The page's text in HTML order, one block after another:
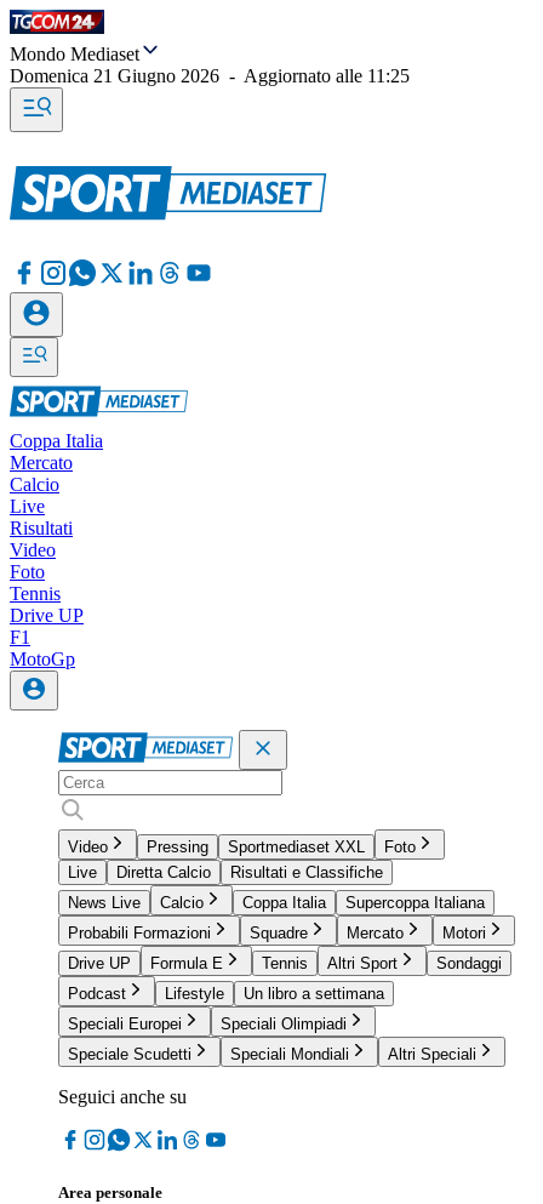
Mondo Mediaset
Domenica 21 Giugno 2026 - Aggiornato alle 11:25
Coppa Italia
Mercato
Calcio
Live
Risultati
Video
Foto
Tennis
Drive UP
F1
MotoGp
Video Pressing Sportmediaset XXL
Foto
Live
Diretta Calcio
Risultati e Classifiche
News Live
Calcio Coppa Italia
Supercoppa Italiana
Probabili Formazioni
Squadre Mercato
Motori
Drive UP
Formula E Tennis Altri Sport
Sondaggi
Podcast
Lifestyle
Un libro a settimana
Speciali Europei
Speciali Olimpiadi
Speciale Scudetti
Speciali Mondiali Altri Speciali
Seguici anche su
Area personale